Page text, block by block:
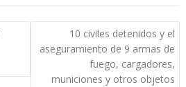
10 civiles detenidos y el
aseguramiento de 9 armas de
fuego, cargadores,
municiones y otros objetos